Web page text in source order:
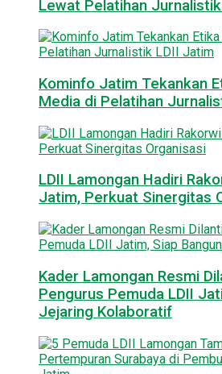
Lewat Pelatihan
Kominfo Jatim Tekankan
Media di Pelatihan
LDII Lamongan Hadiri
Jatim, Perkuat Sinergitas
Kader Lamongan Resmi
Pengurus Pemuda LDII
Jejaring Kolaboratif